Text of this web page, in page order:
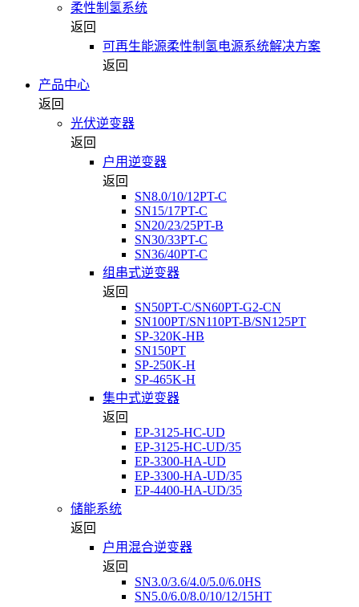
柔性制氢系统
返回
可再生能源柔性制氢电源系统解决方案
返回
产品中心
返回
光伏逆变器
返回
户用逆变器
返回
SN8.0/10/12PT-C
SN15/17PT-C
SN20/23/25PT-B
SN30/33PT-C
SN36/40PT-C
组串式逆变器
返回
SN50PT-C/SN60PT-G2-CN
SN100PT/SN110PT-B/SN125PT
SP-320K-HB
SN150PT
SP-250K-H
SP-465K-H
集中式逆变器
返回
EP-3125-HC-UD
EP-3125-HC-UD/35
EP-3300-HA-UD
EP-3300-HA-UD/35
EP-4400-HA-UD/35
储能系统
返回
户用混合逆变器
返回
SN3.0/3.6/4.0/5.0/6.0HS
SN5.0/6.0/8.0/10/12/15HT